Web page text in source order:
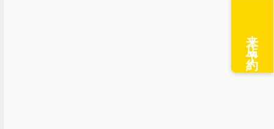
来店予約